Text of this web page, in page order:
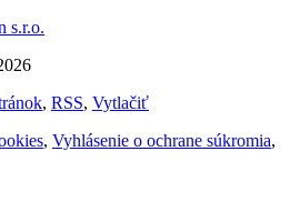
s.r.o.
, RSS, Vytlačiť
, Vyhlásenie o ochrane súkromia,